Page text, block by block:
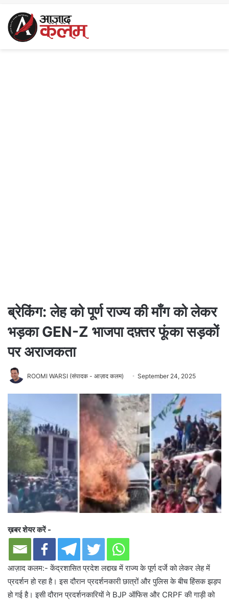
ब्रेकिंग: लेह को पूर्ण राज्य की माँग को लेकर
भड़का GEN-Z भाजपा दफ़्तर फूंका सड़कों
पर अराजकता
ROOMI WARSI (संपादक - आज़ाद कलम) September 24, 2025
ख़बर शेयर करें -
आज़ाद कलम:- केंद्रशासित प्रदेश लद्दाख में राज्य के पूर्ण दर्जे को लेकर लेह में
प्रदर्शन हो रहा है। इस दौरान प्रदर्शनकारी छात्रों और पुलिस के बीच हिंसक झड़प
हो गई है। इसी दौरान प्रदर्शनकारियों ने BJP ऑफिस और CRPF की गाड़ी को